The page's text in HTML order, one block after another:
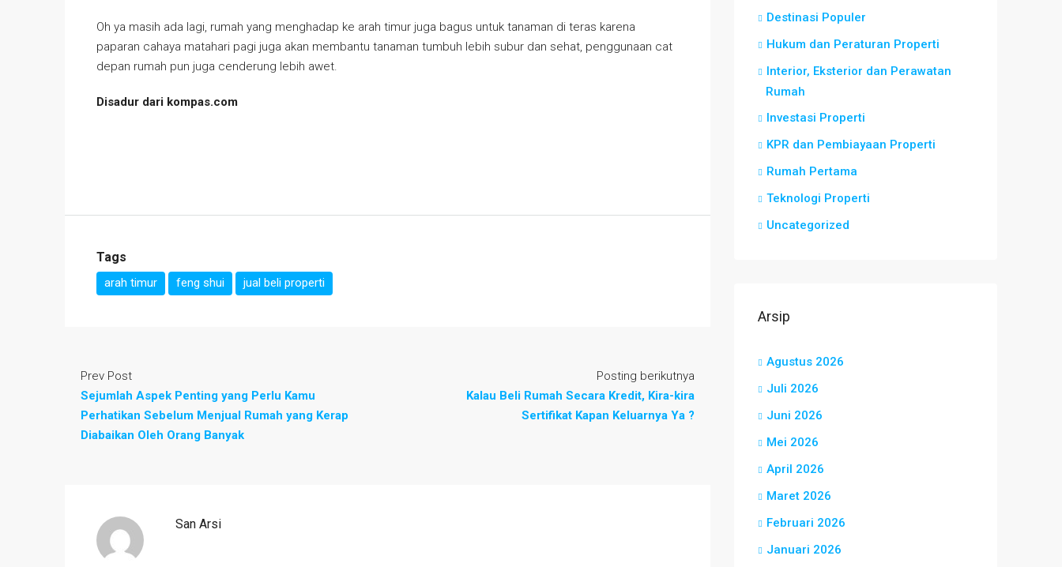
Oh ya masih ada lagi, rumah yang menghadap ke arah timur juga bagus untuk tanaman di teras karena
paparan cahaya matahari pagi juga akan membantu tanaman tumbuh lebih subur dan sehat, penggunaan cat
depan rumah pun juga cenderung lebih awet.
Disadur dari kompas.com
Tags
arah timur feng shui jual beli properti
Prev Post
Sejumlah Aspek Penting yang Perlu Kamu
Perhatikan Sebelum Menjual Rumah yang Kerap
Diabaikan Oleh Orang Banyak
Posting berikutnya
Kalau Beli Rumah Secara Kredit, Kira-kira
Sertifikat Kapan Keluarnya Ya ?
San Arsi
Destinasi Populer
Hukum dan Peraturan Properti
Interior, Eksterior dan Perawatan
Rumah
Investasi Properti
KPR dan Pembiayaan Properti
Rumah Pertama
Teknologi Properti
Uncategorized
Arsip
Agustus 2026
Juli 2026
Juni 2026
Mei 2026
April 2026
Maret 2026
Februari 2026
Januari 2026